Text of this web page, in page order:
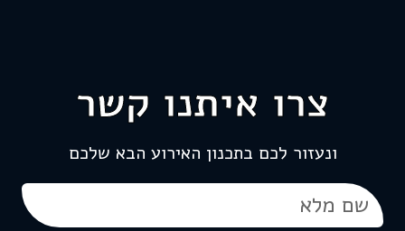
צרו איתנו קשר
ונעזור לכם בתכנון האירוע הבא שלכם